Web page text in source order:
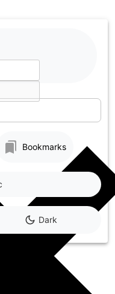
Bookmarks
Dark